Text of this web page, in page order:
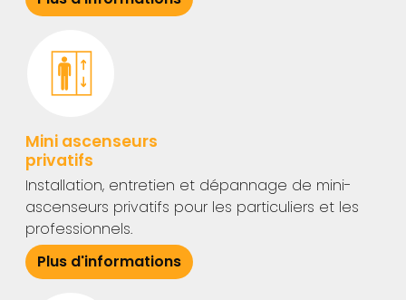
Mini ascenseurs
privatifs
Installation, entretien et dépannage de mini-
ascenseurs privatifs pour les particuliers et les
professionnels.
Plus d'informations